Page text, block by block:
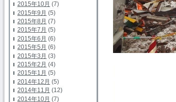
2015年10月 (7)
2015年9月 (5)
2015年8月 (7)
2015年7月 (5)
2015年6月 (6)
2015年5月 (6)
2015年3月 (3)
2015年2月 (4)
2015年1月 (5)
2014年12月 (5)
2014年11月 (12)
2014年10月 (7)